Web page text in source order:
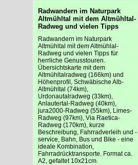
Radwandern im Naturpark
Altmühltal mit dem Altmühltal-
Radweg und vielen Tipps
Radwandern im Naturpark
Altmühltal mit dem Altmühlal-
Radweg und vielen Tipps für
herrliche Genusstouren.
Übersichtskarte mit dem
Altmühltalradweg (166km) und
Höhenprofil, Schwäbische Alb-
Altmühltal (74km),
Urdonautalradweg (33km),
Anlautertal-Radweg (40km),
jura2000-Radweg (55km), Limes-
Radweg (97km), Via Raetica-
Radweg (170km), kurze
Beschreibung, Fahrradverleih und -
service, Bahn, Bus und Bike - eine
ideale Kombination,
Fahrradrücktransporte. Format ca.
A2, gefaltet 10x21cm.